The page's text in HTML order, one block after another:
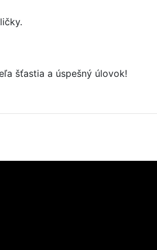
šťastia a úspešný úlovok!